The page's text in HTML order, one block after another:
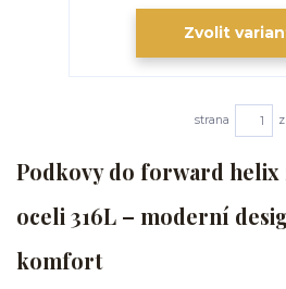
Zvolit
strana z
Podkovy do forward
oceli 316L – moderní
komfort